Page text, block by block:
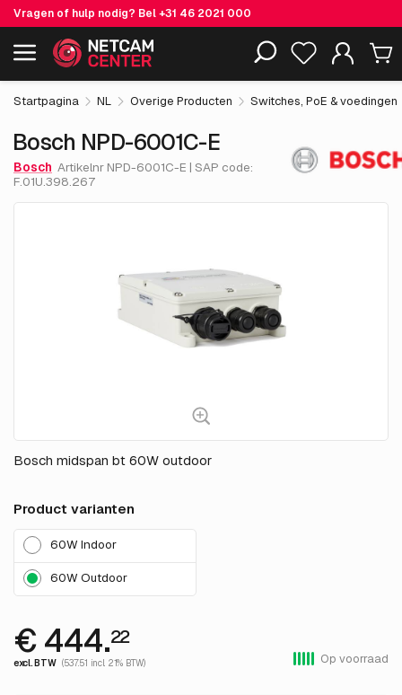
Vragen of hulp nodig? Bel+31 46 2021 000
Inclusief EOL-producten
Bosch NPD-6001C-E € 444.
excl. BTW
Startpagina NL Overige Producten Switches, PoE & voedingen
Bosch NPD-6001C-E
Bosch Artikelnr NPD-6001C-E | SAP code:
F.01U.398.267
Bosch midspan bt 60W outdoor
Product varianten
60W Indoor
60W Outdoor
€ 444.22
excl. BTW (537.51 incl. 21% BTW) Op voorraad